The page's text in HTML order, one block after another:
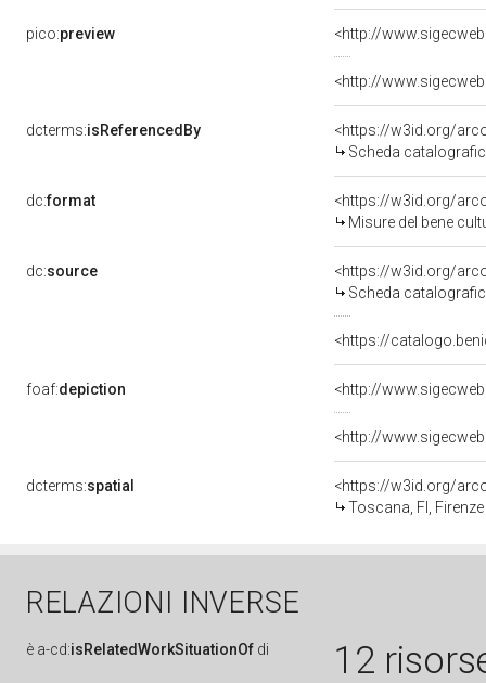
pico:preview <http://
<http://
dcterms:isReferencedBy
<https://w3id.org/
Scheda
dc:format
<https://w3id.org/
Misure del bene
dc:source
<https://w3id.org/
Scheda
<https://
foaf:depiction <http://
<http://
dcterms:spatial
<https://w3id.org/
Toscana, FI, Firenze
RELAZIONI INVERSE
è a-cd:isRelatedWorkSituationOf di 12